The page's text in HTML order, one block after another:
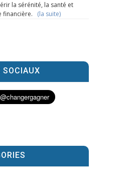
la sérénité, la santé et
financière. (la suite)
SOCIAUX